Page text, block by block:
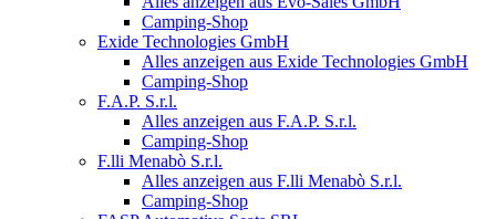
Camping-Shop
Exide Technologies GmbH
Alles anzeigen aus Exide Technologies GmbH
Camping-Shop
F.A.P. S.r.l.
Alles anzeigen aus F.A.P. S.r.l.
Camping-Shop
F.lli Menabò S.r.l.
Alles anzeigen aus F.lli Menabò S.r.l.
Camping-Shop